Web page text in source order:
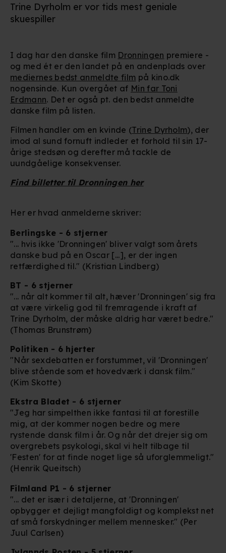
Trine Dyrholm er vor tids mest geniale
skuespiller
I dag har den danske film Dronningen premiere -
og med ét er den landet på en andenplads over
mediernes bedst anmeldte film på kino.dk
nogensinde. Kun overgået af Min far Toni
Erdmann. Det er også pt. den bedst anmeldte
danske film på listen.
Filmen handler om en kvinde (Trine Dyrholm), der
imod al sund fornuft indleder et forhold til sin 17-
årige stedsøn og derefter må tackle de
uundgåelige konsekvenser.
Find billetter til Dronningen her
Her er hvad anmelderne skriver:
Berlingske - 6 stjerner
"... hvis ikke 'Dronningen' bliver valgt som årets
danske bud på en Oscar [...], er der ingen
retfærdighed til." (Kristian Lindberg)
BT - 6 stjerner
"... når alt kommer til alt, hæver 'Dronningen' sig fra
at være virkelig god til fremragende i kraft af
Trine Dyrholm, der måske aldrig har været bedre."
(Thomas Brunstrøm)
Politiken - 6 hjerter
"Når sexdebatten er forstummet, vil 'Dronningen'
blive stående som et hovedværk i dansk film."
(Kim Skotte)
Ekstra Bladet - 6 stjerner
"Jeg har simpelthen ikke fantasi til at forestille
mig, at der kommer nogen bedre og mere
rystende dansk film i år. Og når det drejer sig om
overgrebets psykologi, skal vi helt tilbage til
'Festen' for at finde noget lige så uforglemmeligt."
(Henrik Queitsch)
Filmland P1 - 6 stjerner
"... det er især i detaljerne, at 'Dronningen'
opbygger et dejligt mangfoldigt og komplekst net
af små forskydninger mellem mennesker." (Per
Juul Carlsen)